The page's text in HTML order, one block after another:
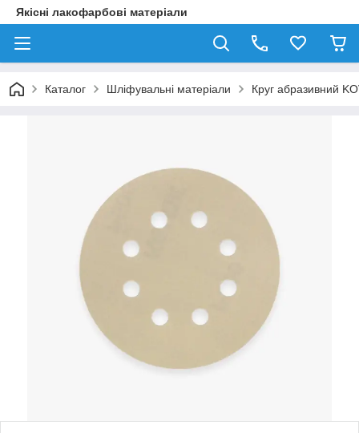
Якісні лакофарбові матеріали
Каталог Шліфувальні матеріали Круг абразивний